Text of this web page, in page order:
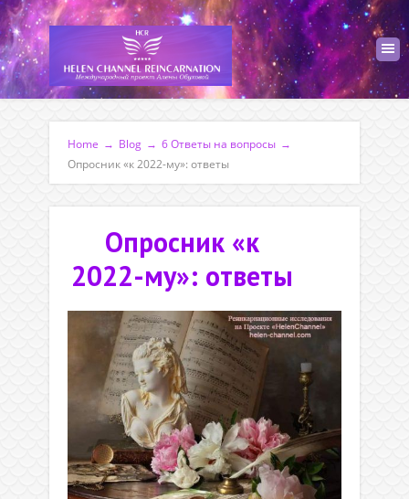
Home → Blog → 6 Ответы на вопросы →
Опросник «к 2022-му»: ответы
Опросник «к
2022-му»: ответы